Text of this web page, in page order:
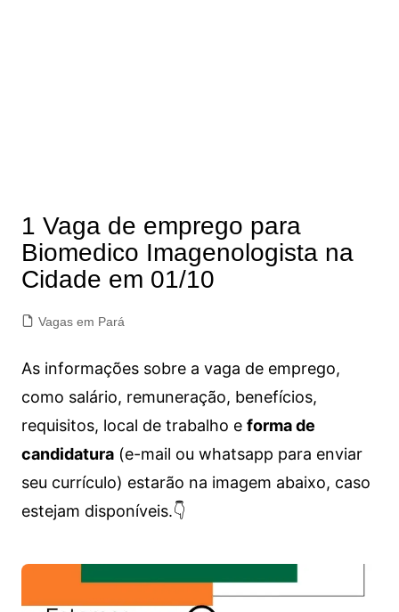
1 Vaga de emprego para
Biomedico Imagenologista na
Cidade em 01/10
Vagas em Pará
As informações sobre a vaga de emprego,
como salário, remuneração, benefícios,
requisitos, local de trabalho e forma de
candidatura(e-mail ou whatsapp para enviar
seu currículo) estarão na imagem abaixo, caso
estejam disponíveis.👇